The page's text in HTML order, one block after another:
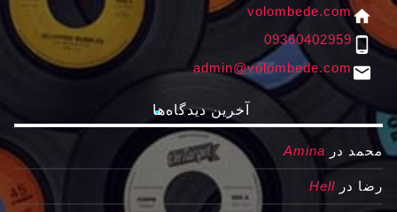
home
volombede.com
phone_android
09360402959
email
admin@volombede.com
آخرین دیدگاه‌ها
محمد در Amina
رضا در Hell